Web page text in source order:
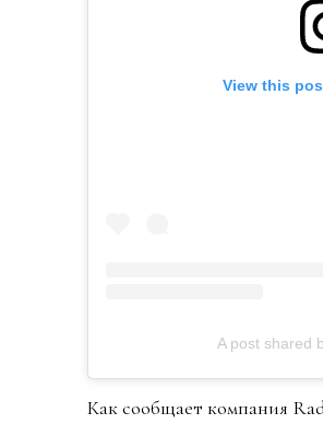
View this
A post shared
Как сообщает компания